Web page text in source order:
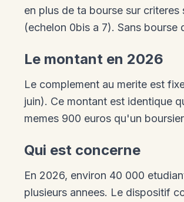
en plus de ta bourse sur
(echelon 0bis a 7). Sans bourse
Le montant en 2026
Le complement au merite est
juin). Ce montant est identique
memes 900 euros qu'un
Qui est concerne
En 2026, environ 40 000
plusieurs annees. Le dispositif